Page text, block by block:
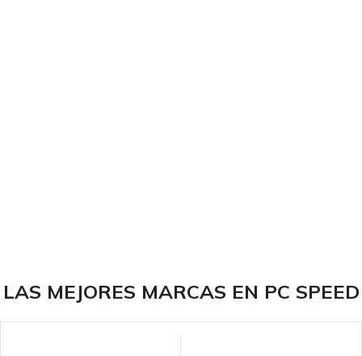
LAS MEJORES MARCAS EN PC SPEED